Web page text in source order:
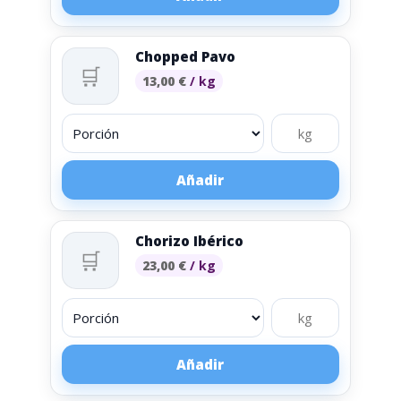
🛒
Chopped Pavo
13,00 € / kg
Añadir
🛒
Chorizo Ibérico
23,00 € / kg
Añadir